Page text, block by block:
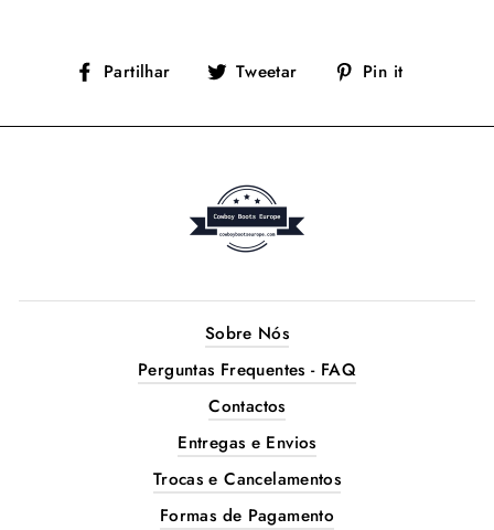
Partilhar
PartilheTweetar
Tuíte Pin it
Sobre Nós
Perguntas Frequentes - FAQ
Contactos
Entregas e Envios
Trocas e Cancelamentos
Formas de Pagamento